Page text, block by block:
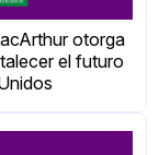
otorga
el futuro